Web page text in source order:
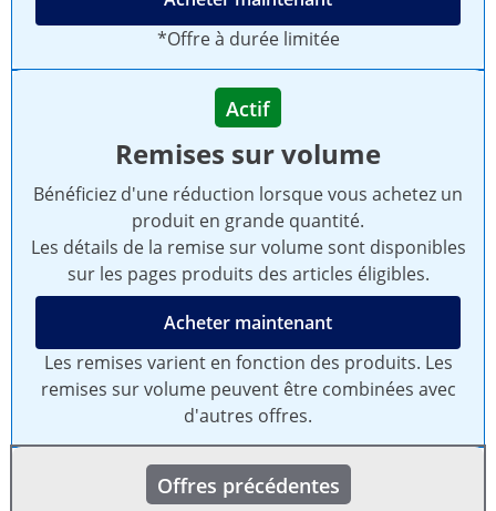
*Offre à durée limitée
Actif
Remises sur volume
Bénéficiez d'une réduction lorsque vous achetez un
produit en grande quantité.
Les détails de la remise sur volume sont disponibles
sur les pages produits des articles éligibles.
Acheter maintenant
Les remises varient en fonction des produits. Les
remises sur volume peuvent être combinées avec
d'autres offres.
Offres précédentes